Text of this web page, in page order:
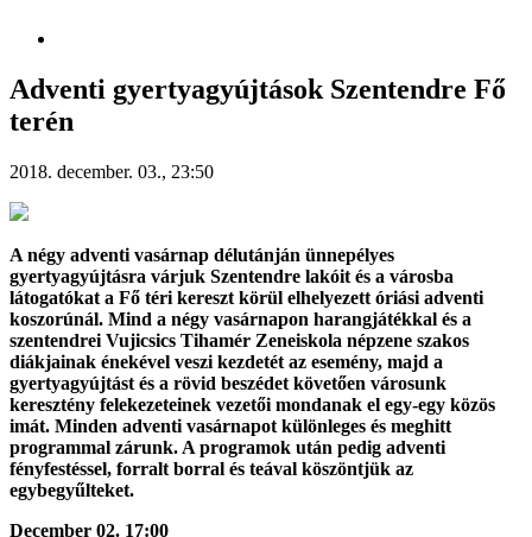
Adventi gyertyagyújtások Szentendre Fő
terén
2018. december. 03., 23:50
A négy adventi vasárnap délutánján ünnepélyes
gyertyagyújtásra várjuk Szentendre lakóit és a városba
látogatókat a Fő téri kereszt körül elhelyezett óriási adventi
koszorúnál. Mind a négy vasárnapon harangjátékkal és a
szentendrei Vujicsics Tihamér Zeneiskola népzene szakos
diákjainak énekével veszi kezdetét az esemény, majd a
gyertyagyújtást és a rövid beszédet követően városunk
keresztény felekezeteinek vezetői mondanak el egy-egy közös
imát. Minden adventi vasárnapot különleges és meghitt
programmal zárunk. A programok után pedig adventi
fényfestéssel, forralt borral és teával köszöntjük az
egybegyűlteket.
December 02. 17:00